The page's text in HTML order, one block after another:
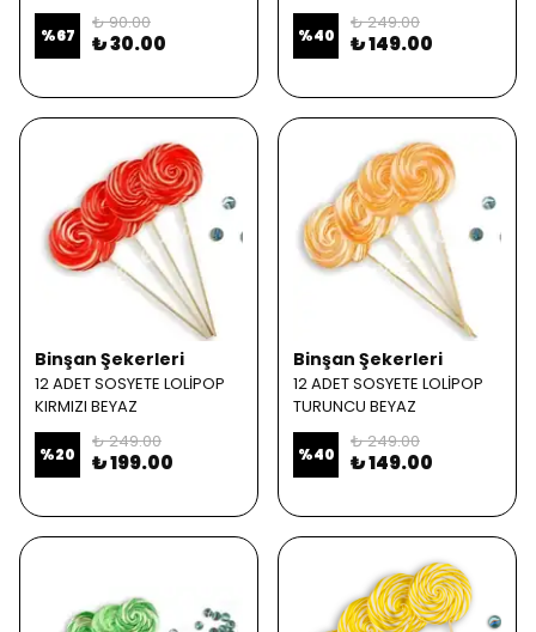
%67
₺ 90.00
₺ 30.00 %40
₺ 249.00
₺ 149.00
Binşan Şekerleri
12 ADET SOSYETE LOLİPOP
KIRMIZI BEYAZ
%20
₺ 249.00
₺ 199.00
Binşan Şekerleri
12 ADET SOSYETE LOLİPOP
TURUNCU BEYAZ
%40
₺ 249.00
₺ 149.00